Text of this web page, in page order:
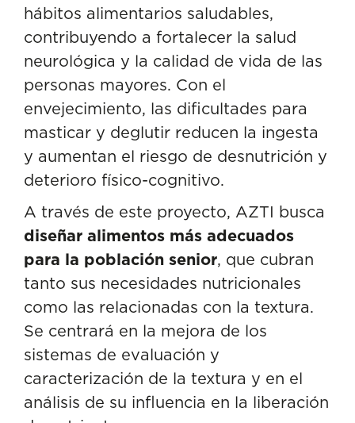
hábitos alimentarios saludables,
contribuyendo a fortalecer la salud
neurológica y la calidad de vida de las
personas mayores. Con el
envejecimiento, las dificultades para
masticar y deglutir reducen la ingesta
y aumentan el riesgo de desnutrición y
deterioro físico-cognitivo.
A través de este proyecto, AZTI busca
diseñar alimentos más adecuados
para la población senior, que cubran
tanto sus necesidades nutricionales
como las relacionadas con la textura.
Se centrará en la mejora de los
sistemas de evaluación y
caracterización de la textura y en el
análisis de su influencia en la liberación